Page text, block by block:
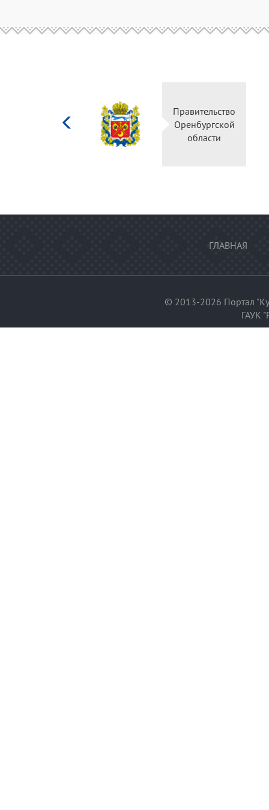
Министерство
культуры
Российской
федерации
ГЛАВНАЯ
© 2013-2026 Портал
ГАУК